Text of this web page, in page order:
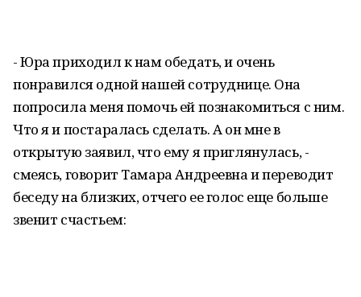
- Юра приходил к нам обедать, и очень
понравился одной нашей сотруднице. Она
попросила меня помочь ей познакомиться с ним.
Что я и постаралась сделать. А он мне в
открытую заявил, что ему я приглянулась, -
смеясь, говорит Тамара Андреевна и переводит
беседу на близких, отчего ее голос еще больше
звенит счастьем: